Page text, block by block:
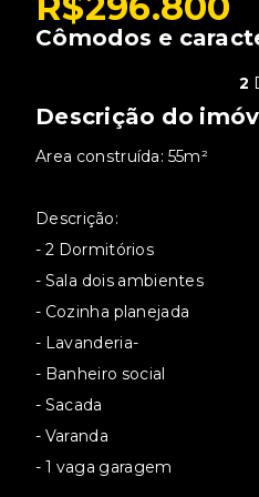
Cômodos e
2
Descrição do
Area construída: 55m²
Descrição:
- 2 Dormitórios
- Sala dois ambientes
- Cozinha planejada
- Lavanderia-
- Banheiro social
- Sacada
- Varanda
- 1 vaga garagem